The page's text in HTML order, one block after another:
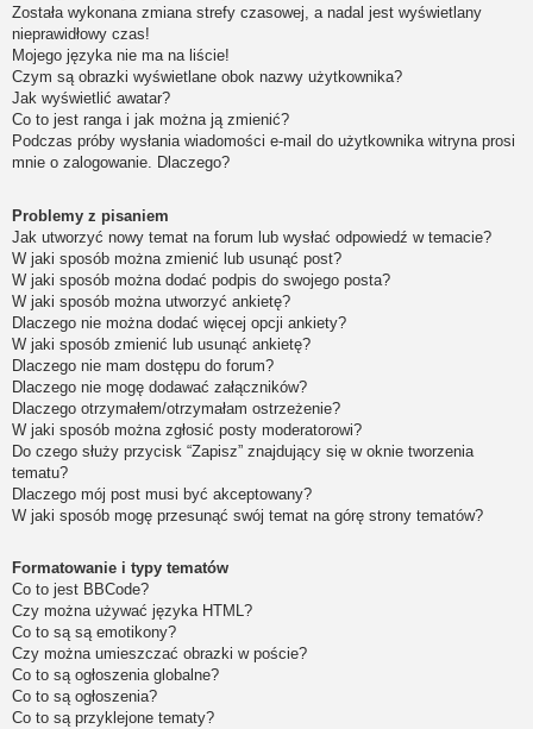
Została wykonana zmiana strefy czasowej, a nadal jest wyświetlany
nieprawidłowy czas!
Mojego języka nie ma na liście!
Czym są obrazki wyświetlane obok nazwy użytkownika?
Jak wyświetlić awatar?
Co to jest ranga i jak można ją zmienić?
Podczas próby wysłania wiadomości e-mail do użytkownika witryna prosi
mnie o zalogowanie. Dlaczego?
Problemy z pisaniem
Jak utworzyć nowy temat na forum lub wysłać odpowiedź w temacie?
W jaki sposób można zmienić lub usunąć post?
W jaki sposób można dodać podpis do swojego posta?
W jaki sposób można utworzyć ankietę?
Dlaczego nie można dodać więcej opcji ankiety?
W jaki sposób zmienić lub usunąć ankietę?
Dlaczego nie mam dostępu do forum?
Dlaczego nie mogę dodawać załączników?
Dlaczego otrzymałem/otrzymałam ostrzeżenie?
W jaki sposób można zgłosić posty moderatorowi?
Do czego służy przycisk “Zapisz” znajdujący się w oknie tworzenia
tematu?
Dlaczego mój post musi być akceptowany?
W jaki sposób mogę przesunąć swój temat na górę strony tematów?
Formatowanie i typy tematów
Co to jest BBCode?
Czy można używać języka HTML?
Co to są są emotikony?
Czy można umieszczać obrazki w poście?
Co to są ogłoszenia globalne?
Co to są ogłoszenia?
Co to są przyklejone tematy?